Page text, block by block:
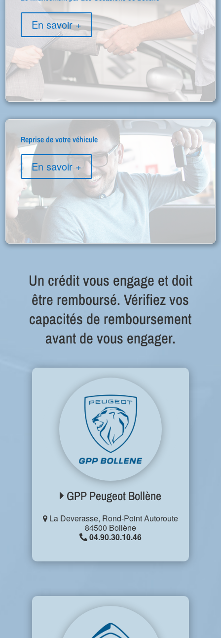
En savoir +
Reprise de votre véhicule
En savoir +
Un crédit vous engage et doit
être remboursé. Vérifiez vos
capacités de remboursement
avant de vous engager.
GPP Peugeot Bollène
La Deverasse, Rond-Point Autoroute
84500 Bollène
04.90.30.10.46